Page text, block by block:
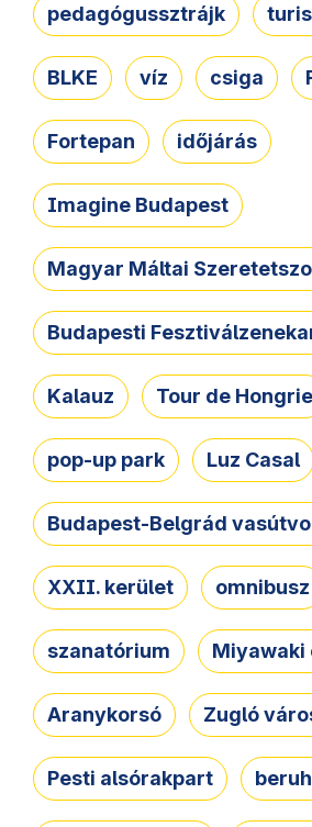
pedagógussztrájk
BLKE víz csiga
Fortepan időjárás
Imagine Budapest
Magyar Máltai
Budapesti
Kalauz Tour de Hongrie
pop-up park Luz Casal
Budapest-Belgrád
XXII. kerület omnibusz
szanatórium Miyawaki
Aranykorsó Zugló
Pesti alsórakpart